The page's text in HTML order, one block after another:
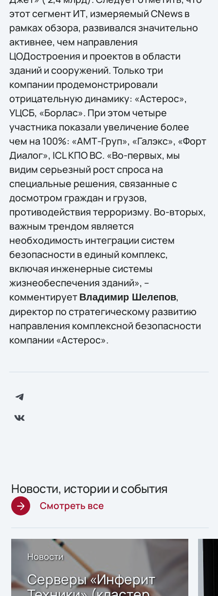
этот сегмент ИТ, измеряемый CNews в
рамках обзора, развивался значительно
активнее, чем направления
ЦОДостроения и проектов в области
зданий и сооружений. Только три
компании продемонстрировали
отрицательную динамику: «Астерос»,
УЦСБ, «Борлас». При этом четыре
участника показали увеличение более
чем на 100%: «АМТ-Груп», «Галэкс», «Форт
Диалог», ICL КПО ВС. «Во-первых, мы
видим серьезный рост спроса на
специальные решения, связанные с
досмотром граждан и грузов,
противодействия терроризму. Во-вторых,
важным трендом является
необходимость интеграции систем
безопасности в единый комплекс,
включая инженерные системы
жизнеобеспечения зданий», –
комментирует Владимир Шелепов,
директор по стратегическому развитию
направления комплексной безопасности
компании «Астерос».
Новости, истории и события
Смотреть все
Новости
Серверы «Инферит